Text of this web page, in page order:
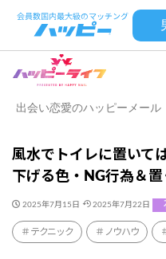
出会い恋愛のハッピーメール
風水でトイレに置いて
下げる色・NG行為＆
2025年7月15日 2025年7月22日
テクニック ノウハウ